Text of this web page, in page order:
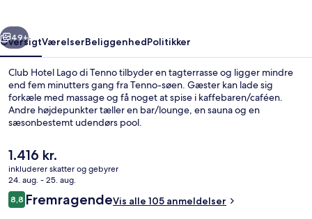
Næste
49+
OversigtVærelserBeliggenhedPolitikker
Club Hotel Lago di Tenno tilbyder en tagterrasse og ligger mindre
end fem minutters gang fra Tenno-søen. Gæster kan lade sig
forkæle med massage og få noget at spise i kaffebaren/caféen.
Andre højdepunkter tæller en bar/lounge, en sauna og en
sæsonbestemt udendørs pool.
Den
nuværende
pris
er
1.416 kr.
1.416 kr.
inkluderer skatter og gebyrer
24. aug. - 25. aug.
Anmeldelser
8,88,8 ud af 10.
FremragendeVis alle 105 anmeldelser